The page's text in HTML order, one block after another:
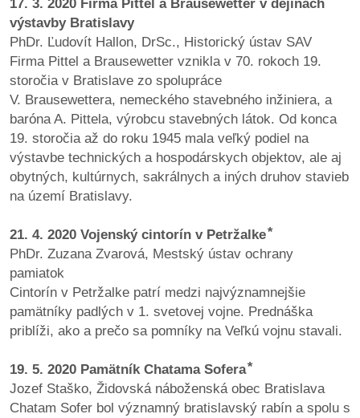
dobrá
prax
práca
odkazy
petície
z
médií
videá
vychádzky
/
knihy
/
o
nás
17. 3. 2020 Firma Pittel a Brausewetter v dejinách
výstavby Bratislavy
PhDr. Ľudovít Hallon, DrSc., Historický ústav SAV
Firma Pittel a Brausewetter vznikla v 70. rokoch 19.
storočia v Bratislave zo spolupráce
V. Brausewettera, nemeckého stavebného inžiniera, a
baróna A. Pittela, výrobcu stavebných látok. Od konca
19. storočia až do roku 1945 mala veľký podiel na
výstavbe technických a hospodárskych objektov, ale aj
obytných, kultúrnych, sakrálnych a iných druhov stavieb
na území Bratislavy.
21. 4. 2020 Vojenský cintorín v Petržalke ⃰
PhDr. Zuzana Zvarová, Mestský ústav ochrany
pamiatok
Cintorín v Petržalke patrí medzi najvýznamnejšie
pamätníky padlých v 1. svetovej vojne. Prednáška
priblíži, ako a prečo sa pomníky na Veľkú vojnu stavali.
19. 5. 2020 Pamätník Chatama Sofera ⃰
Jozef Staško, Židovská náboženská obec Bratislava
Chatam Sofer bol významný bratislavský rabín a spolu s